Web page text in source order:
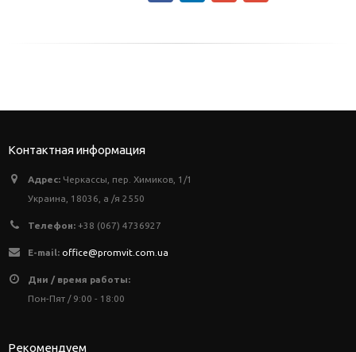
Контактная информация
Адрес: Черкассы, пер. Химиков, 1/1
Украина, 18036, а /я 2550
Телефон: +38 (067) 4736927
E-mail: office@promvit.com.ua
Дни / время работы:
Пон-Пят / 9:00 - 18:00
Рекомендуем